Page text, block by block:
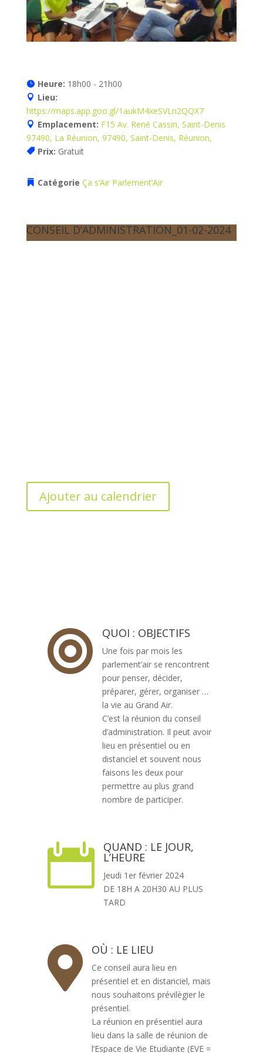
Heure: 18h00 - 21h00
Lieu:
https://maps.app.goo.gl/1aukM4xeSVLn2QQX7
Emplacement: F15 Av. René Cassin, Saint-Denis
97490, La Réunion, 97490, Saint-Denis, Réunion,
Prix: Gratuit
Catégorie Ça s’Air Parlement’Air
CONSEIL D’ADMINISTRATION_01-02-2024
Ajouter au calendrier
 QUOI : OBJECTIFS
Une fois par mois les
parlement’air se rencontrent
pour penser, décider,
préparer, gérer, organiser …
la vie au Grand Air.
C’est la réunion du conseil
d’administration. Il peut avoir
lieu en présentiel ou en
distanciel et souvent nous
faisons les deux pour
permettre au plus grand
nombre de participer.
 QUAND : LE JOUR,
L’HEURE
Jeudi 1er février 2024
DE 18H A 20H30 AU PLUS
TARD
 OÙ : LE LIEU
Ce conseil aura lieu en
présentiel et en distanciel, mais
nous souhaitons prévilègier le
présentiel.
La réunion en présentiel aura
lieu dans la salle de réunion de
l’Espace de Vie Etudiante (EVE =